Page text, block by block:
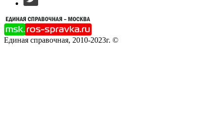
Единая справочная, 2010-2023г. ©